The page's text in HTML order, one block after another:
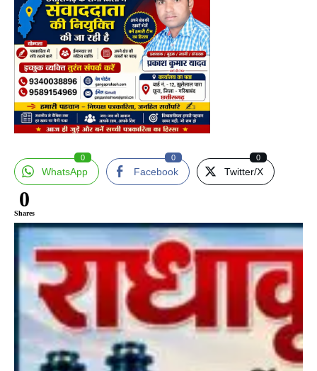
WhatsApp
0
Facebook
0
Twitter/X
0
0
Shares